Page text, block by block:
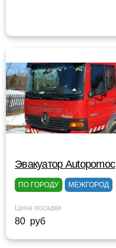
Эвакуатор Autopomoc
ПО ГОРОДУ МЕЖГОРОД
Цена посадки
80 руб